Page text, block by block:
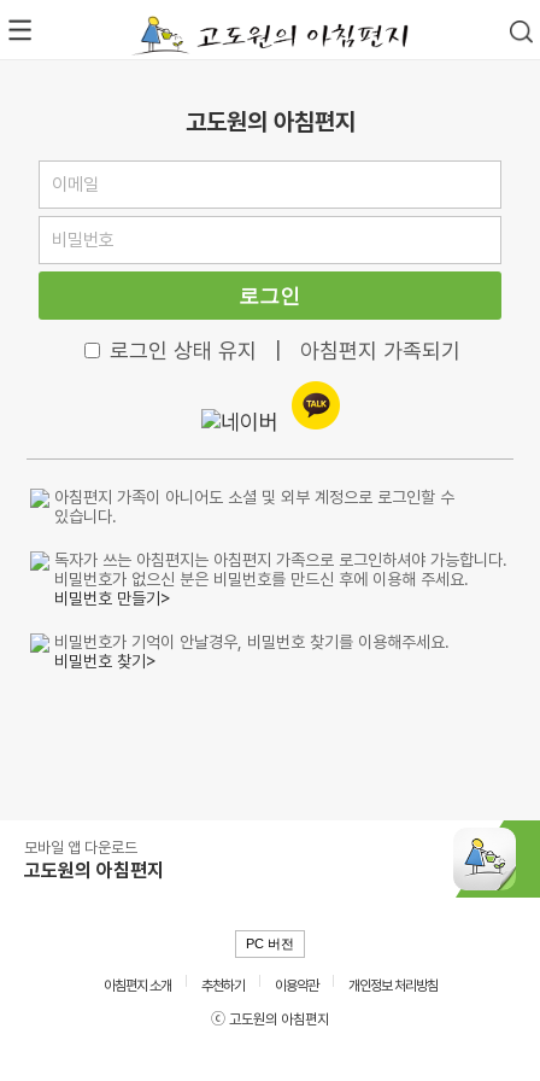
고도원의 아침편지
로그인
로그인 상태 유지 아침편지 가족되기
아침편지 가족이 아니어도 소셜 및 외부 계정으로 로그인할 수
있습니다.
독자가 쓰는 아침편지는 아침편지 가족으로 로그인하셔야 가능합니다.
비밀번호가 없으신 분은 비밀번호를 만드신 후에 이용해 주세요.
비밀번호 만들기>
비밀번호가 기억이 안날경우, 비밀번호 찾기를 이용해주세요.
비밀번호 찾기>
모바일 앱 다운로드
고도원의 아침편지
PC 버전
아침편지 소개 추천하기 이용약관
개인정보 처리방침
ⓒ 고도원의 아침편지